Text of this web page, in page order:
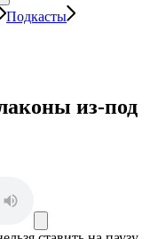
Подкасты
из-под